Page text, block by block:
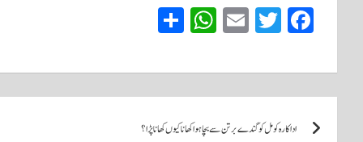
Fa
ce
bo
ok
T
wi
tte
r
E
m
ail
W
ha
ts
A
pp
re
پوسٹوں
اداکارہ کومل کو گندے برتن سے بچا ہوا کھانا کیوں کھانا پڑا؟